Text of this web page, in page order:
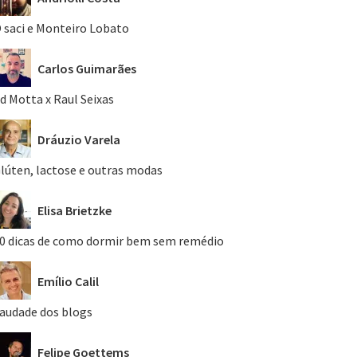
saci e Monteiro Lobato
Carlos Guimarães
Motta x Raul Seixas
Dráuzio Varela
lactose e outras modas
Elisa Brietzke
dicas de como dormir bem sem remédio
Emílio Calil
dos blogs
Felipe Goettems